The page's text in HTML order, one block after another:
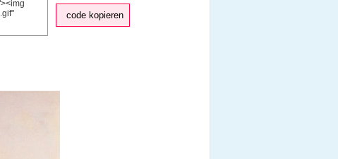
code kopieren